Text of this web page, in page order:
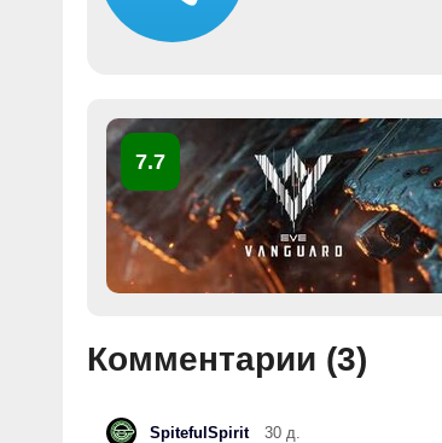
7.7
Комментарии (3)
SpitefulSpirit 30 д.